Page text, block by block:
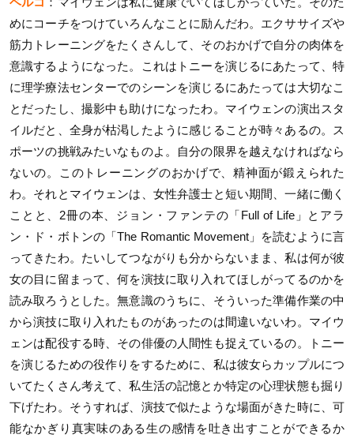
めにコーチをつけていろんなことに励んだわ。エクササイズや
筋力トレーニングをたくさんして、そのおかげで自分の肉体を
意識するようになった。これはトニーを演じるにあたって、特
に理学療法センターでのシーンを演じるにあたっては大切なこ
とだったし、撮影中も助けになったわ。マイウェンの演出スタ
イルだと、全身が枯渇したように感じることが時々あるの。ス
ポーツの挑戦みたいなものよ。自分の限界を越えなければなら
ないの。このトレーニングのおかげで、精神面が鍛えられた
わ。それとマイウェンは、女性弁護士と短い期間、一緒に働く
ことと、2冊の本、ジョン・ファンテの「Full of Life」とアラ
ン・ド・ボトンの「The Romantic Movement」を読むように言
ってきたわ。たいしてつながりも分からないまま、私は何が彼
女の目に留まって、何を演技に取り入れてほしがってるのかを
読み取ろうとした。無意識のうちに、そういった準備作業の中
から演技に取り入れたものがあったのは間違いないわ。マイウ
ェンは配役する時、その俳優の人間性も捉えているの。トニー
を演じるための役作りをするために、私は彼女らカップルにつ
いてたくさん考えて、私生活の記憶とか特定の心理状態も掘り
下げたわ。そうすれば、演技で似たような場面がきた時に、可
能なかぎり真実味のある生の感情を吐き出すことができるか